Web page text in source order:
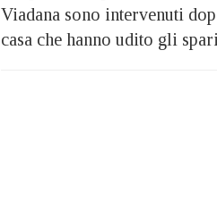
Viadana sono intervenuti
casa che hanno udito gli